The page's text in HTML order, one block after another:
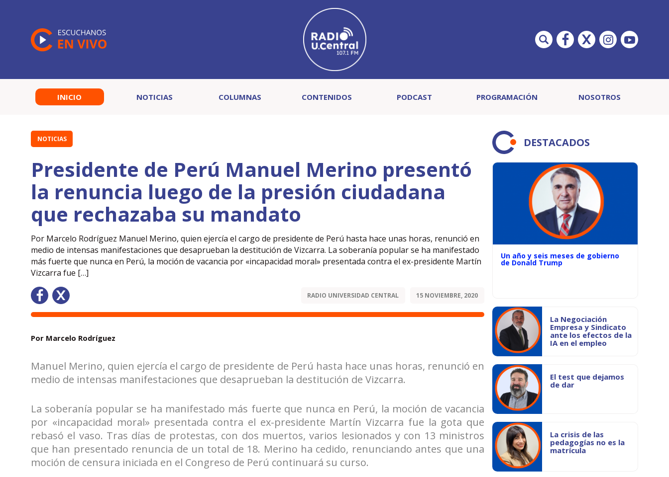
INICIO NOTICIAS COLUMNAS CONTENIDOS PODCAST PROGRAMACIÓN NOSOTROS
NOTICIAS
Presidente de Perú Manuel Merino presentó
la renuncia luego de la presión ciudadana
que rechazaba su mandato
Por Marcelo Rodríguez Manuel Merino, quien ejercía el cargo de presidente de Perú hasta hace unas horas, renunció en
medio de intensas manifestaciones que desaprueban la destitución de Vizcarra. La soberanía popular se ha manifestado
más fuerte que nunca en Perú, la moción de vacancia por «incapacidad moral» presentada contra el ex-presidente Martín
Vizcarra fue […]
RADIO UNIVERSIDAD CENTRAL 15 NOVIEMBRE, 2020
Por Marcelo Rodríguez
Manuel Merino, quien ejercía el cargo de presidente de Perú hasta hace unas horas, renunció en
medio de intensas manifestaciones que desaprueban la destitución de Vizcarra.
La soberanía popular se ha manifestado más fuerte que nunca en Perú, la moción de vacancia
por «incapacidad moral» presentada contra el ex-presidente Martín Vizcarra fue la gota que
rebasó el vaso. Tras días de protestas, con dos muertos, varios lesionados y con 13 ministros
que han presentado renuncia de un total de 18. Merino ha cedido, renunciando antes que una
moción de censura iniciada en el Congreso de Perú continuará su curso.
DESTACADOS
Un año y seis meses de gobierno
de Donald Trump
La Negociación
Empresa y Sindicato
ante los efectos de la
IA en el empleo
El test que dejamos
de dar
La crisis de las
pedagogías no es la
matrícula